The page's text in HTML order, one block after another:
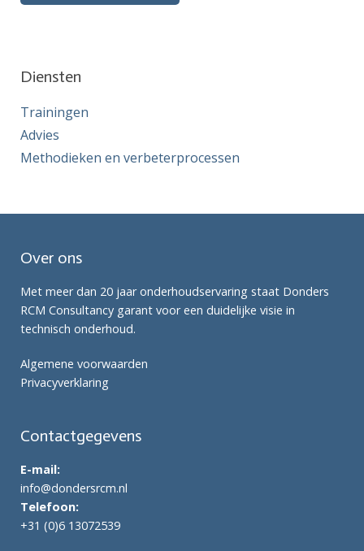
Diensten
Trainingen
Advies
Methodieken en verbeterprocessen
Over ons
Met meer dan 20 jaar onderhoudservaring staat Donders
RCM Consultancy garant voor een duidelijke visie in
technisch onderhoud.
Algemene voorwaarden
Privacyverklaring
Contactgegevens
E-mail:
info@dondersrcm.nl
Telefoon:
+31 (0)6 13072539